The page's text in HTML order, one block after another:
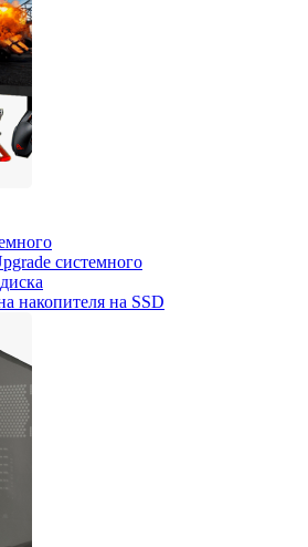
системного
накопителя на SSD